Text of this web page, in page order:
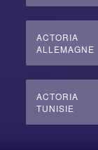
ACTORIA
ALLEMAGNE
ACTORIA
TUNISIE